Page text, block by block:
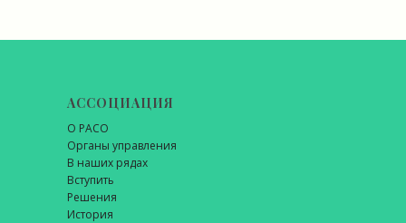
АССОЦИАЦИЯ
О РАСО
Органы управления
В наших рядах
Вступить
Решения
История